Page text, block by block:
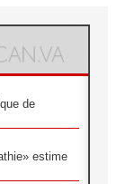
de
estime